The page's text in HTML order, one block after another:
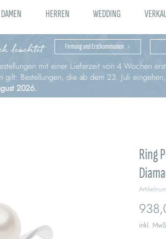
DAMEN HERREN WEDDING
leuchtet Firmung und Erstkommunion
mit einer Lieferzeit von 4 Wochen
gilt: Bestellungen, die ab dem 23. Juli
2026.
Ring
inkl.